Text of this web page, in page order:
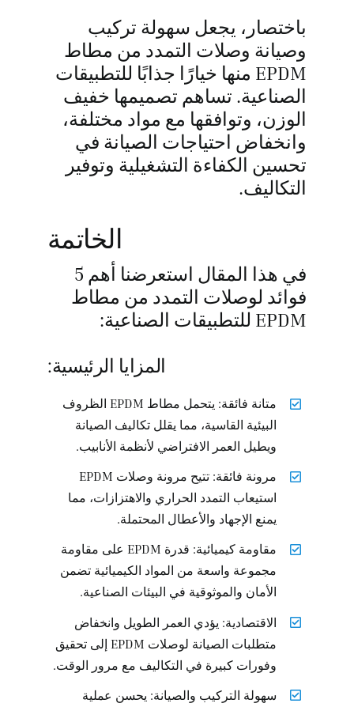
باختصار، يجعل سهولة تركيب
وصيانة وصلات التمدد من مطاط
EPDM منها خيارًا جذابًا للتطبيقات
الصناعية. تساهم تصميمها خفيف
الوزن، وتوافقها مع مواد مختلفة،
وانخفاض احتياجات الصيانة في
تحسين الكفاءة التشغيلية وتوفير
التكاليف.
الخاتمة
في هذا المقال استعرضنا أهم 5
فوائد لوصلات التمدد من مطاط
EPDM للتطبيقات الصناعية:
المزايا الرئيسية:
متانة فائقة: يتحمل مطاط EPDM الظروف
البيئية القاسية، مما يقلل تكاليف الصيانة
ويطيل العمر الافتراضي لأنظمة الأنابيب.
مرونة فائقة: تتيح مرونة وصلات EPDM
استيعاب التمدد الحراري والاهتزازات، مما
يمنع الإجهاد والأعطال المحتملة.
مقاومة كيميائية: قدرة EPDM على مقاومة
مجموعة واسعة من المواد الكيميائية تضمن
الأمان والموثوقية في البيئات الصناعية.
الاقتصادية: يؤدي العمر الطويل وانخفاض
متطلبات الصيانة لوصلات EPDM إلى تحقيق
وفورات كبيرة في التكاليف مع مرور الوقت.
سهولة التركيب والصيانة: يحسن عملية